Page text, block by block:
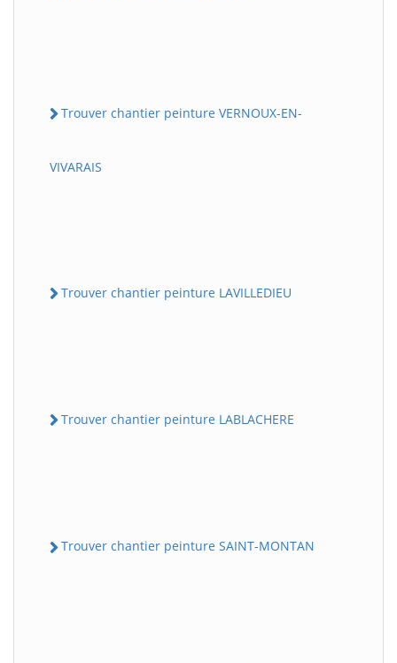
Trouver chantier peinture VERNOUX-EN-
VIVARAIS
Trouver chantier peinture LAVILLEDIEU
Trouver chantier peinture LABLACHERE
Trouver chantier peinture SAINT-MONTAN